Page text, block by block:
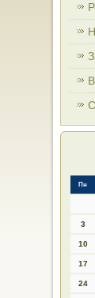
Пн
3
10
17
24